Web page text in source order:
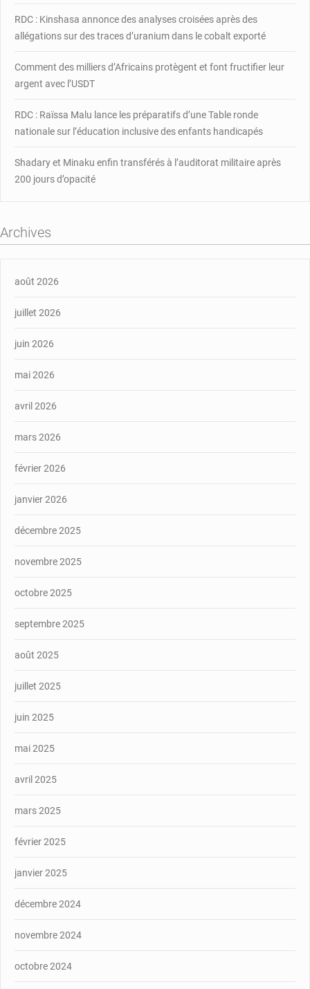
RDC : Kinshasa annonce des analyses croisées après des
allégations sur des traces d’uranium dans le cobalt exporté
Comment des milliers d’Africains protègent et font fructifier leur
argent avec l’USDT
RDC : Raïssa Malu lance les préparatifs d’une Table ronde
nationale sur l’éducation inclusive des enfants handicapés
Shadary et Minaku enfin transférés à l’auditorat militaire après
200 jours d’opacité
Archives
août 2026
juillet 2026
juin 2026
mai 2026
avril 2026
mars 2026
février 2026
janvier 2026
décembre 2025
novembre 2025
octobre 2025
septembre 2025
août 2025
juillet 2025
juin 2025
mai 2025
avril 2025
mars 2025
février 2025
janvier 2025
décembre 2024
novembre 2024
octobre 2024